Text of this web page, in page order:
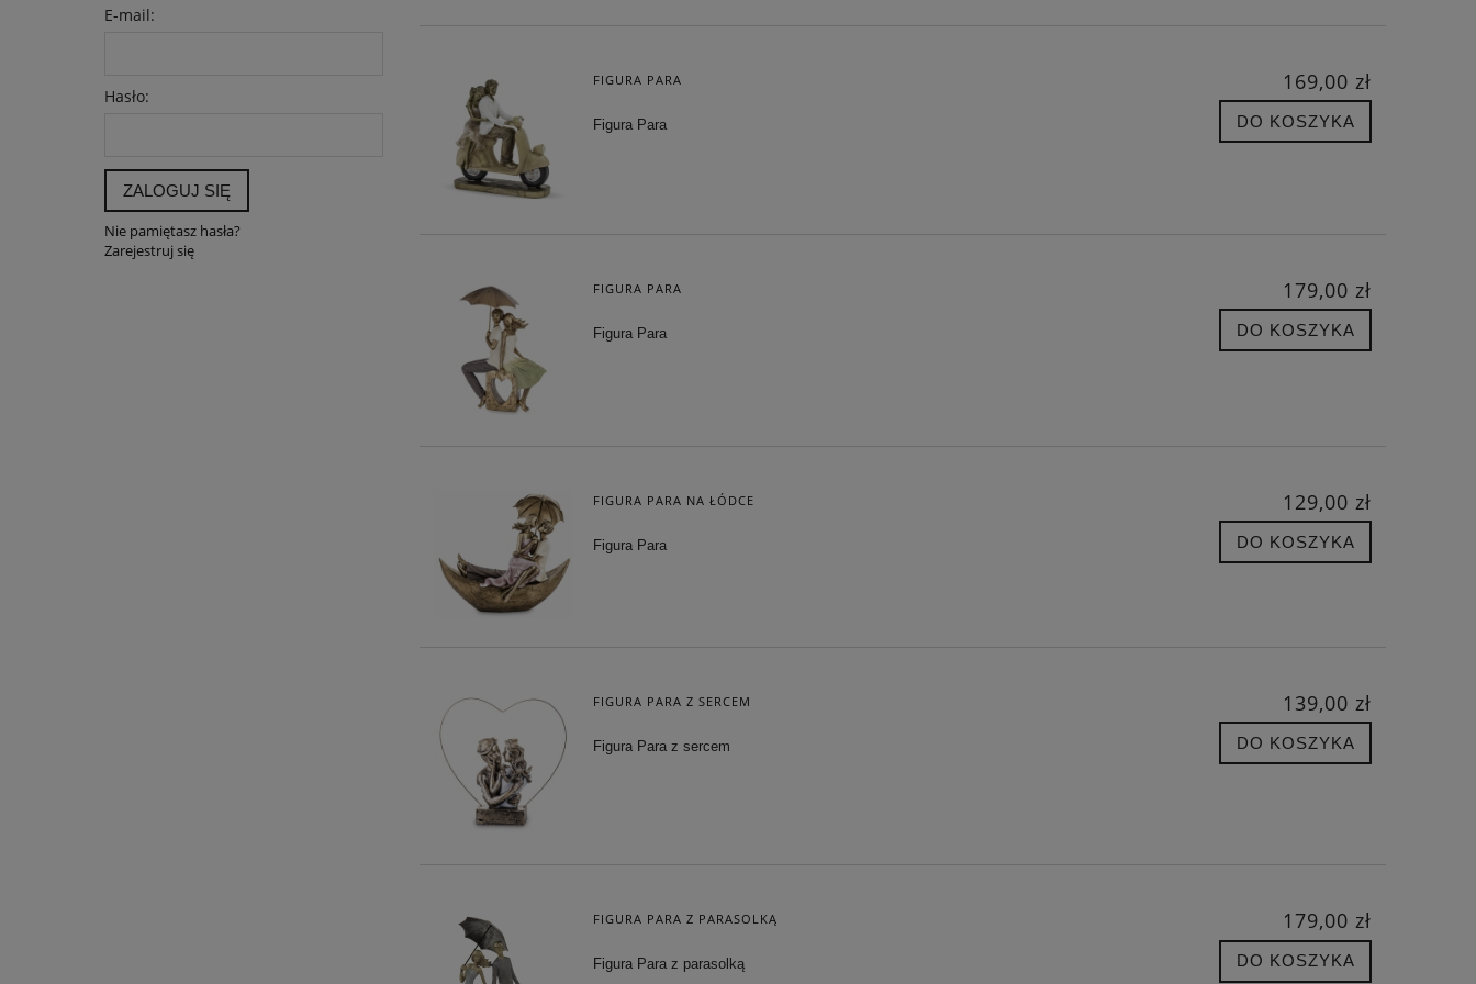
E-mail:
Hasło:
ZALOGUJ SIĘ
Nie pamiętasz hasła?
Zarejestruj się
FIGURA PARA
Figura Para
169,00 zł
DO KOSZYKA
FIGURA PARA
Figura Para
179,00 zł
DO KOSZYKA
FIGURA PARA NA ŁÓDCE
Figura Para
129,00 zł
DO KOSZYKA
FIGURA PARA Z SERCEM
Figura Para z sercem
139,00 zł
DO KOSZYKA
FIGURA PARA Z PARASOLKĄ
Figura Para z parasolką
179,00 zł
DO KOSZYKA